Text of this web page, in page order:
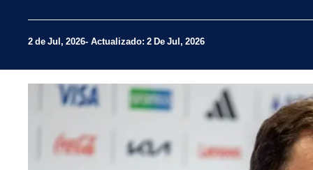
2 de Jul, 2026 Actualizado: 2 De Jul, 2026